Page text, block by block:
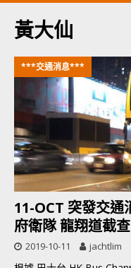
黃大仙
***交通消息***
11-OCT 突發交通
府衛隊 龍翔道截
2019-10-11 jachtlim